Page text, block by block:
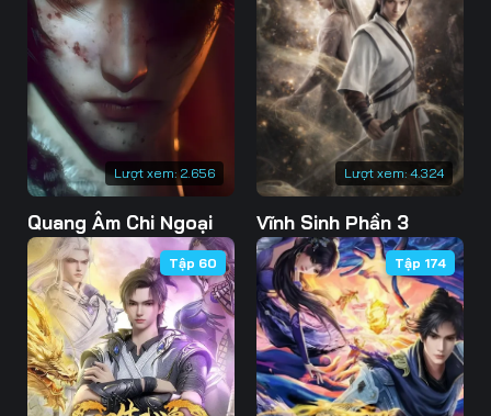
Tập 49 Tập 50 Tập 51
Tập 52 Tập 53 Tập 54
Tập 55 Tập 56 Tập 57
Tập 58 Tập 59 Tập 60
Tập 61
Tập 64 Tập 65 Tập 66
Tập 67 Tập 68 Tập 69
Tập 70 Tập 71 Tập 72
Tập 73 Tập 74 Tập 75
Lượt xem: 2.656
Quang Âm Chi Ngoại
Lượt xem: 4.324
Vĩnh Sinh Phần 3
Tập 60 Tập 174